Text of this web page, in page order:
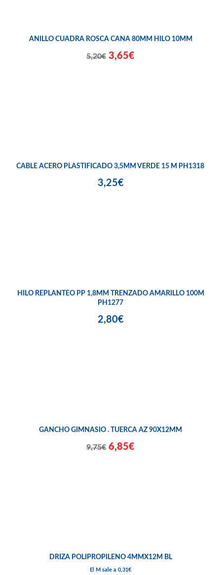
ANILLO CUADRA ROSCA CANA 80MM HILO 10MM
5,20€ 3,65€
CABLE ACERO PLASTIFICADO 3,5MM VERDE 15 M PH1318
3,25€
HILO REPLANTEO PP 1,8MM TRENZADO AMARILLO 100M
PH1277
2,80€
GANCHO GIMNASIO . TUERCA AZ 90X12MM
9,75€ 6,85€
DRIZA POLIPROPILENO 4MMX12M BL
El M sale a 0,31€